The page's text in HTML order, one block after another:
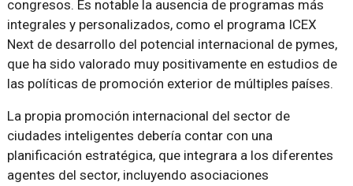
congresos. Es notable la ausencia de programas más
integrales y personalizados, como el programa ICEX
Next de desarrollo del potencial internacional de pymes,
que ha sido valorado muy positivamente en estudios de
las políticas de promoción exterior de múltiples países.
La propia promoción internacional del sector de
ciudades inteligentes debería contar con una
planificación estratégica, que integrara a los diferentes
agentes del sector, incluyendo asociaciones